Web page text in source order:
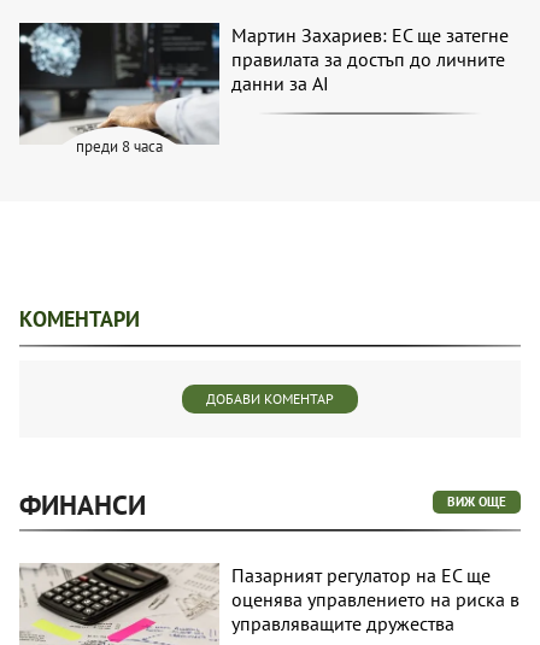
преди 8 часа
Мартин Захариев: ЕС ще затегне
правилата за достъп до личните
данни за AI
КОМЕНТАРИ
ДОБАВИ КОМЕНТАР
ФИНАНСИ ВИЖ ОЩЕ
Пазарният регулатор на ЕС ще
оценява управлението на риска в
управляващите дружества